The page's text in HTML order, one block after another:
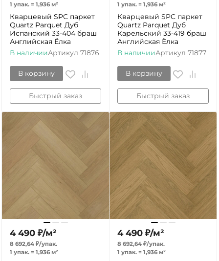
1 упак. = 1,936 м²
Кварцевый SPC паркет
Quartz Parquet Дуб
Испанский 33-404 браш
Английская Ёлка
В наличииАртикул 71876
В корзину
Быстрый заказ
1 упак. = 1,936 м²
Кварцевый SPC паркет
Quartz Parquet Дуб
Карельский 33-419 браш
Английская Ёлка
В наличииАртикул 71877
В корзину
Быстрый заказ
4 490 ₽/м²
8 692,64 ₽/упак.
1 упак. = 1,936 м²
4 490 ₽/м²
8 692,64 ₽/упак.
1 упак. = 1,936 м²